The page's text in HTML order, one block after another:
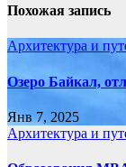
Похожая запись
Архитектура и
Озеро Байкал,
Янв 7, 2025
Архитектура и